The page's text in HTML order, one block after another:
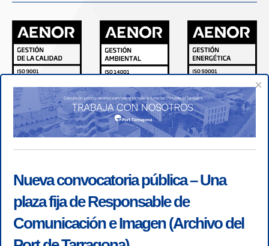
×
Nueva convocatoria pública – Una
plaza fija de Responsable de
Comunicación e Imagen (Archivo del